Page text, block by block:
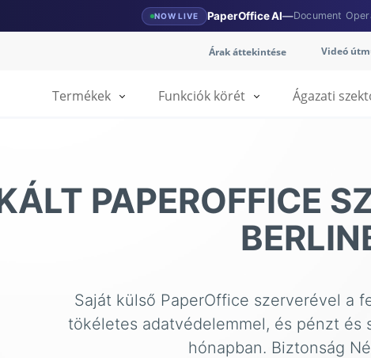
NOW LIVE PaperOffice AI—Document
Árak áttekintése Videó
Ágazati
Funkciók körét
Termékek
PAPEROFFICE
Saját külső PaperOffice szerverével a
tökéletes adatvédelemmel, és pénzt és
hónapban. Biztonság